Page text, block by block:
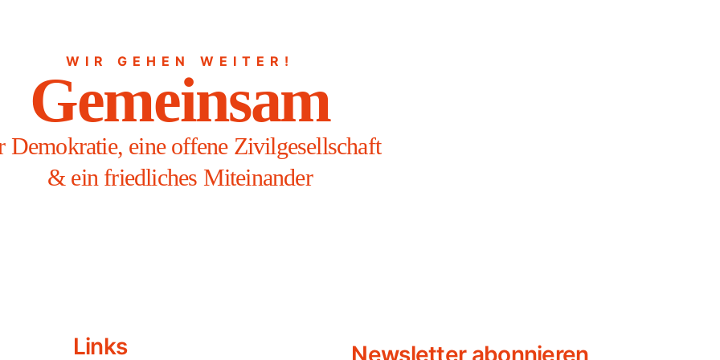
WIR GEHEN WEITER!
Gemeinsam
Demokratie, eine offene Zivilgesellschaft
& ein friedliches Miteinander
Links Newsletter abonnieren